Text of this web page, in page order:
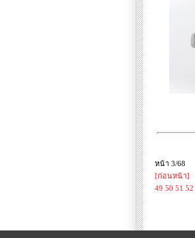
หน้า 3/68
[ก่อนหน้า]
49 50 51 52